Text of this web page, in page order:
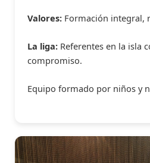
Valores: Formación integral,
La liga: Referentes en la isla
compromiso.
Equipo formado por niños y